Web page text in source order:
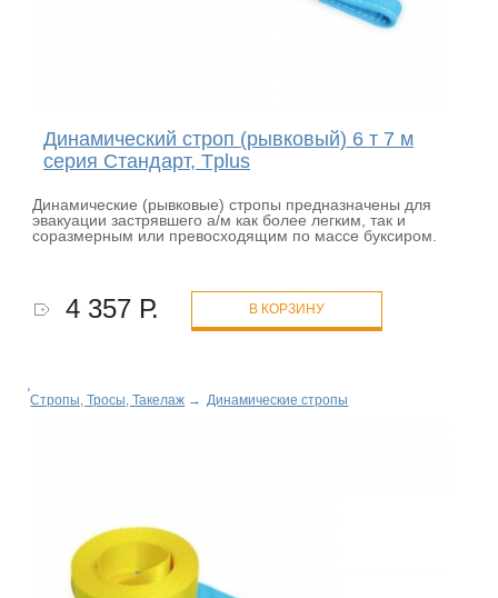
Динамический строп (рывковый) 6 т 7 м
серия Стандарт, Tplus
Динамические (рывковые) стропы предназначены для
эвакуации застрявшего а/м как более легким, так и
соразмерным или превосходящим по массе буксиром.
4 357 Р. В КОРЗИНУ
Стропы, Тросы, Такелаж → Динамические стропы